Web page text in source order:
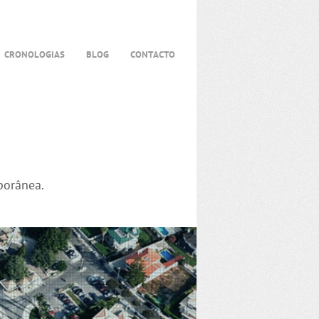
CRONOLOGIAS BLOG CONTACTO